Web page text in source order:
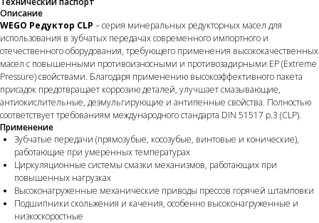
Описание
WEGO Редуктор CLP – серия минеральных редукторных масел для
использования в зубчатых передачах современного импортного и
отечественного оборудования, требующего применения высококачественных
масел с повышенными противоизносными и противозадирными ЕР (Extreme
Pressure) свойствами. Благодаря применению высокоэффективного пакета
присадок предотвращает коррозию деталей, улучшает смазывающие,
антиокислительные, деэмульгирующие и антипенные свойства. Полностью
соответствует требованиям международного стандарта DIN 51517 p.3 (CLP).
Применение
Зубчатые передачи (прямозубые, косозубые, винтовые и конические),
работающие при умеренных температурах
Циркуляционные системы смазки механизмов, работающих при
повышенных нагрузках
Высоконагруженные механические приводы прессов горячей штамповки
Подшипники скольжения и качения, особенно высоконагруженные и
низкоскоростные